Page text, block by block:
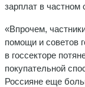
зарплат в частном
«Впрочем,
помощи и советов
в госсекторе
покупательной
Россияне еще